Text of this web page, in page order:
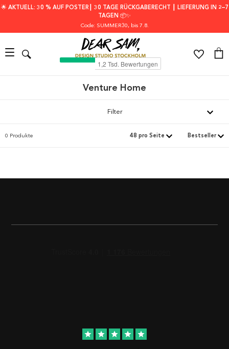
🌟 AKTUELL: 30 % AUF POSTER┃ 30 TAGE RÜCKGABERECHT ┃ LIEFERUNG IN 2–7
TAGEN 📦✨
Code: SUMMER30, bis 7.8.
Venture Home
Filter
0 Produkte
star star star star star